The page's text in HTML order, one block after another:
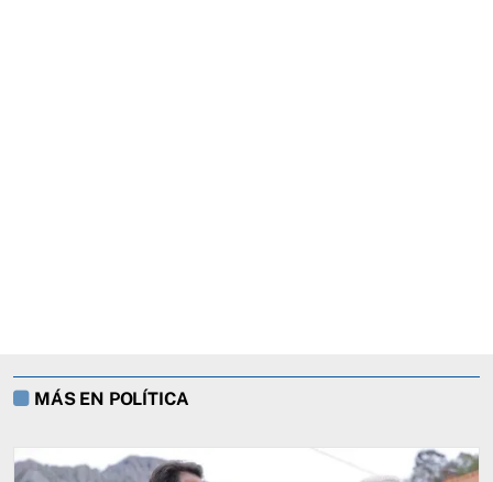
MÁS EN POLÍTICA